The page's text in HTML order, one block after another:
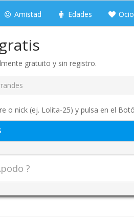
Amistad Edades Ocio
gratuito y sin registro.
o nick (ej. Lolita-25) y pulsa en el